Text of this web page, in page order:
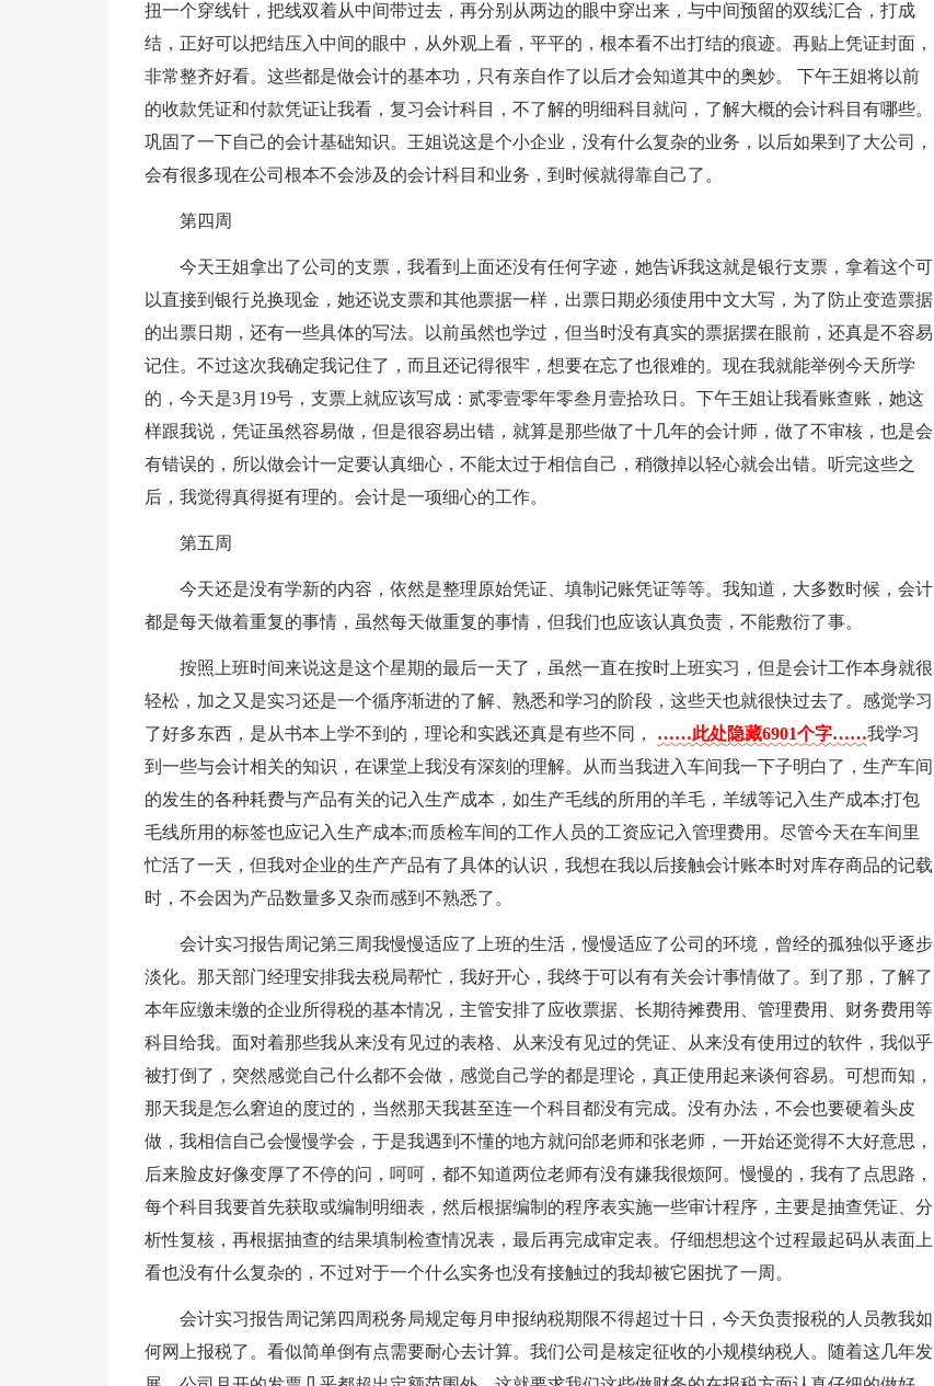
扭一个穿线针，把线双着从中间带过去，再分别从两边的眼中穿出来，与中间预留的双线汇合，打成
结，正好可以把结压入中间的眼中，从外观上看，平平的，根本看不出打结的痕迹。再贴上凭证封面，
非常整齐好看。这些都是做会计的基本功，只有亲自作了以后才会知道其中的奥妙。 下午王姐将以前
的收款凭证和付款凭证让我看，复习会计科目，不了解的明细科目就问，了解大概的会计科目有哪些。
巩固了一下自己的会计基础知识。王姐说这是个小企业，没有什么复杂的业务，以后如果到了大公司，
会有很多现在公司根本不会涉及的会计科目和业务，到时候就得靠自己了。
第四周
今天王姐拿出了公司的支票，我看到上面还没有任何字迹，她告诉我这就是银行支票，拿着这个可
以直接到银行兑换现金，她还说支票和其他票据一样，出票日期必须使用中文大写，为了防止变造票据
的出票日期，还有一些具体的写法。以前虽然也学过，但当时没有真实的票据摆在眼前，还真是不容易
记住。不过这次我确定我记住了，而且还记得很牢，想要在忘了也很难的。现在我就能举例今天所学
的，今天是3月19号，支票上就应该写成：贰零壹零年零叁月壹拾玖日。下午王姐让我看账查账，她这
样跟我说，凭证虽然容易做，但是很容易出错，就算是那些做了十几年的会计师，做了不审核，也是会
有错误的，所以做会计一定要认真细心，不能太过于相信自己，稍微掉以轻心就会出错。听完这些之
后，我觉得真得挺有理的。会计是一项细心的工作。
第五周
今天还是没有学新的内容，依然是整理原始凭证、填制记账凭证等等。我知道，大多数时候，会计
都是每天做着重复的事情，虽然每天做重复的事情，但我们也应该认真负责，不能敷衍了事。
按照上班时间来说这是这个星期的最后一天了，虽然一直在按时上班实习，但是会计工作本身就很
轻松，加之又是实习还是一个循序渐进的了解、熟悉和学习的阶段，这些天也就很快过去了。感觉学习
了好多东西，是从书本上学不到的，理论和实践还真是有些不同， ……此处隐藏6901个字……我学习
到一些与会计相关的知识，在课堂上我没有深刻的理解。从而当我进入车间我一下子明白了，生产车间
的发生的各种耗费与产品有关的记入生产成本，如生产毛线的所用的羊毛，羊绒等记入生产成本;打包
毛线所用的标签也应记入生产成本;而质检车间的工作人员的工资应记入管理费用。尽管今天在车间里
忙活了一天，但我对企业的生产产品有了具体的认识，我想在我以后接触会计账本时对库存商品的记载
时，不会因为产品数量多又杂而感到不熟悉了。
会计实习报告周记第三周我慢慢适应了上班的生活，慢慢适应了公司的环境，曾经的孤独似乎逐步
淡化。那天部门经理安排我去税局帮忙，我好开心，我终于可以有有关会计事情做了。到了那，了解了
本年应缴未缴的企业所得税的基本情况，主管安排了应收票据、长期待摊费用、管理费用、财务费用等
科目给我。面对着那些我从来没有见过的表格、从来没有见过的凭证、从来没有使用过的软件，我似乎
被打倒了，突然感觉自己什么都不会做，感觉自己学的都是理论，真正使用起来谈何容易。可想而知，
那天我是怎么窘迫的度过的，当然那天我甚至连一个科目都没有完成。没有办法，不会也要硬着头皮
做，我相信自己会慢慢学会，于是我遇到不懂的地方就问邰老师和张老师，一开始还觉得不大好意思，
后来脸皮好像变厚了不停的问，呵呵，都不知道两位老师有没有嫌我很烦阿。慢慢的，我有了点思路，
每个科目我要首先获取或编制明细表，然后根据编制的程序表实施一些审计程序，主要是抽查凭证、分
析性复核，再根据抽查的结果填制检查情况表，最后再完成审定表。仔细想想这个过程最起码从表面上
看也没有什么复杂的，不过对于一个什么实务也没有接触过的我却被它困扰了一周。
会计实习报告周记第四周税务局规定每月申报纳税期限不得超过十日，今天负责报税的人员教我如
何网上报税了。看似简单倒有点需要耐心去计算。我们公司是核定征收的小规模纳税人。随着这几年发